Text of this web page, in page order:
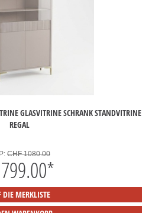
GLASVITRINE SCHRANK STANDVITRINE
REGAL
CHF 1080.00
799.00*
DIE MERKLISTE